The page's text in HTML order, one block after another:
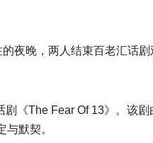
夜晚，两人结束百老汇话
《The Fear Of 13》。该
默契。